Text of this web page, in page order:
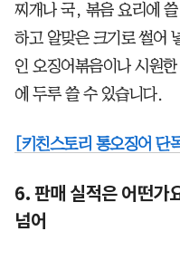
찌개나 국, 볶음 요리에
하고 알맞은 크기로 썰어
인 오징어볶음이나 시원
에 두루 쓸 수 있습니다.
[키친스토리 통오징어 단
6. 판매 실적은 어떤가
넘어